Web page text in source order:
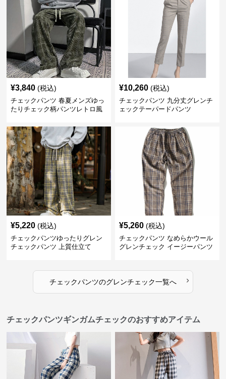
¥3,840 (税込)
チェックパンツ 春夏メンズゆっ
たりチェック柄パンツレトロ風
¥10,260 (税込)
チェックパンツ 九分丈グレンチ
ェックテーパードパンツ
¥5,220 (税込)
チェックパンツゆったりグレン
チェックパンツ 上質仕立て
¥5,260 (税込)
チェックパンツ なめらかウール
グレンチェック イージーパンツ
チェックパンツのグレンチェック一覧へ ›
チェックパンツギンガムチェックのおすすめアイテム